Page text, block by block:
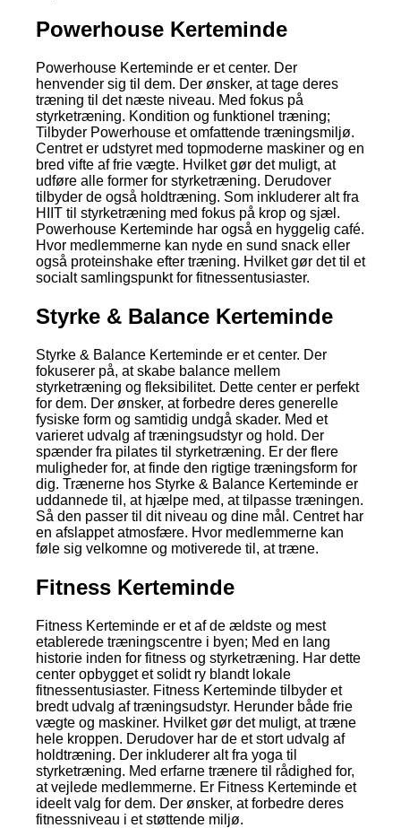
Powerhouse Kerteminde
Powerhouse Kerteminde er et center. Der
henvender sig til dem. Der ønsker, at tage deres
træning til det næste niveau. Med fokus på
styrketræning. Kondition og funktionel træning;
Tilbyder Powerhouse et omfattende træningsmiljø.
Centret er udstyret med topmoderne maskiner og en
bred vifte af frie vægte. Hvilket gør det muligt, at
udføre alle former for styrketræning. Derudover
tilbyder de også holdtræning. Som inkluderer alt fra
HIIT til styrketræning med fokus på krop og sjæl.
Powerhouse Kerteminde har også en hyggelig café.
Hvor medlemmerne kan nyde en sund snack eller
også proteinshake efter træning. Hvilket gør det til et
socialt samlingspunkt for fitnessentusiaster.
Styrke & Balance Kerteminde
Styrke & Balance Kerteminde er et center. Der
fokuserer på, at skabe balance mellem
styrketræning og fleksibilitet. Dette center er perfekt
for dem. Der ønsker, at forbedre deres generelle
fysiske form og samtidig undgå skader. Med et
varieret udvalg af træningsudstyr og hold. Der
spænder fra pilates til styrketræning. Er der flere
muligheder for, at finde den rigtige træningsform for
dig. Trænerne hos Styrke & Balance Kerteminde er
uddannede til, at hjælpe med, at tilpasse træningen.
Så den passer til dit niveau og dine mål. Centret har
en afslappet atmosfære. Hvor medlemmerne kan
føle sig velkomne og motiverede til, at træne.
Fitness Kerteminde
Fitness Kerteminde er et af de ældste og mest
etablerede træningscentre i byen; Med en lang
historie inden for fitness og styrketræning. Har dette
center opbygget et solidt ry blandt lokale
fitnessentusiaster. Fitness Kerteminde tilbyder et
bredt udvalg af træningsudstyr. Herunder både frie
vægte og maskiner. Hvilket gør det muligt, at træne
hele kroppen. Derudover har de et stort udvalg af
holdtræning. Der inkluderer alt fra yoga til
styrketræning. Med erfarne trænere til rådighed for,
at vejlede medlemmerne. Er Fitness Kerteminde et
ideelt valg for dem. Der ønsker, at forbedre deres
fitnessniveau i et støttende miljø.